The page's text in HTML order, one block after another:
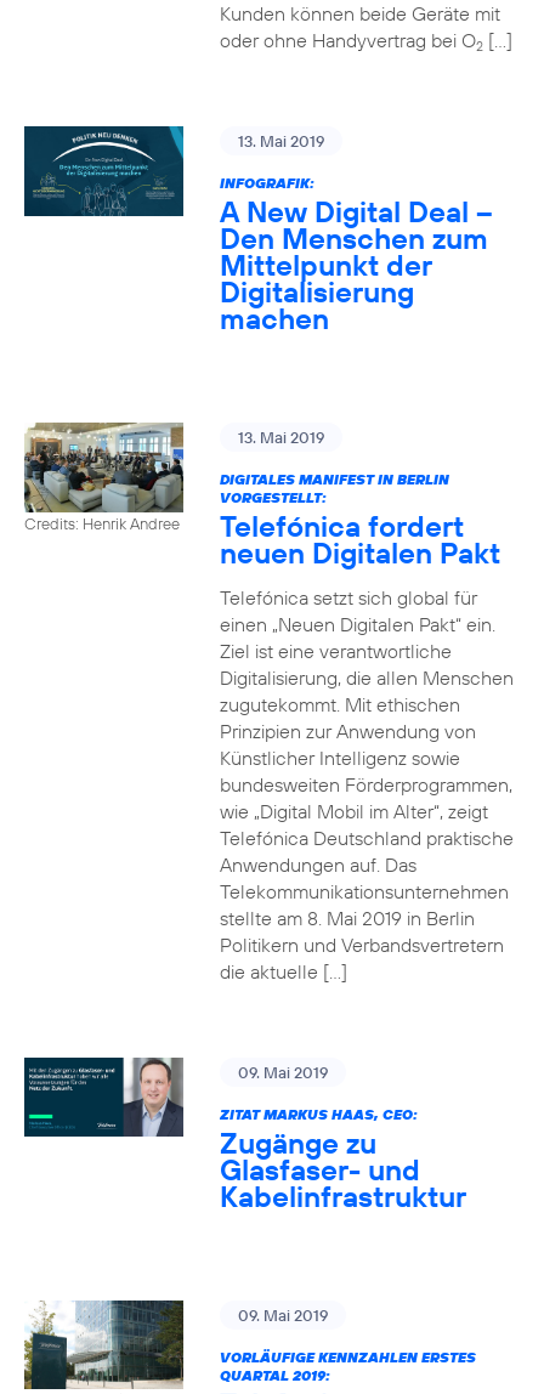
Kunden können beide Geräte mit
oder ohne Handyvertrag bei O2[…]
13. Mai 2019
INFOGRAFIK:
A New Digital Deal –
Den Menschen zum
Mittelpunkt der
Digitalisierung
machen
Credits: Henrik Andree
13. Mai 2019
DIGITALES MANIFEST IN BERLIN
VORGESTELLT:
Telefónica fordert
neuen Digitalen Pakt
Telefónica setzt sich global für
einen „Neuen Digitalen Pakt“ ein.
Ziel ist eine verantwortliche
Digitalisierung, die allen Menschen
zugutekommt. Mit ethischen
Prinzipien zur Anwendung von
Künstlicher Intelligenz sowie
bundesweiten Förderprogrammen,
wie „Digital Mobil im Alter“, zeigt
Telefónica Deutschland praktische
Anwendungen auf. Das
Telekommunikationsunternehmen
stellte am 8. Mai 2019 in Berlin
Politikern und Verbandsvertretern
die aktuelle […]
09. Mai 2019
ZITAT MARKUS HAAS, CEO:
Zugänge zu
Glasfaser- und
Kabelinfrastruktur
09. Mai 2019
VORLÄUFIGE KENNZAHLEN ERSTES
QUARTAL 2019: